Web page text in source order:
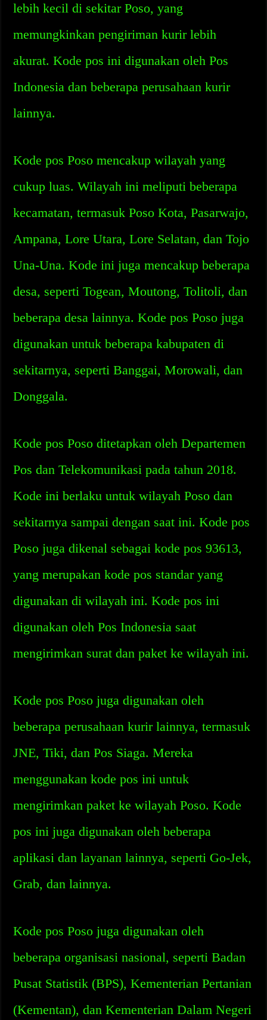
lebih kecil di sekitar Poso, yang
memungkinkan pengiriman kurir lebih
akurat. Kode pos ini digunakan oleh Pos
Indonesia dan beberapa perusahaan kurir
lainnya.
Kode pos Poso mencakup wilayah yang
cukup luas. Wilayah ini meliputi beberapa
kecamatan, termasuk Poso Kota, Pasarwajo,
Ampana, Lore Utara, Lore Selatan, dan Tojo
Una-Una. Kode ini juga mencakup beberapa
desa, seperti Togean, Moutong, Tolitoli, dan
beberapa desa lainnya. Kode pos Poso juga
digunakan untuk beberapa kabupaten di
sekitarnya, seperti Banggai, Morowali, dan
Donggala.
Kode pos Poso ditetapkan oleh Departemen
Pos dan Telekomunikasi pada tahun 2018.
Kode ini berlaku untuk wilayah Poso dan
sekitarnya sampai dengan saat ini. Kode pos
Poso juga dikenal sebagai kode pos 93613,
yang merupakan kode pos standar yang
digunakan di wilayah ini. Kode pos ini
digunakan oleh Pos Indonesia saat
mengirimkan surat dan paket ke wilayah ini.
Kode pos Poso juga digunakan oleh
beberapa perusahaan kurir lainnya, termasuk
JNE, Tiki, dan Pos Siaga. Mereka
menggunakan kode pos ini untuk
mengirimkan paket ke wilayah Poso. Kode
pos ini juga digunakan oleh beberapa
aplikasi dan layanan lainnya, seperti Go-Jek,
Grab, dan lainnya.
Kode pos Poso juga digunakan oleh
beberapa organisasi nasional, seperti Badan
Pusat Statistik (BPS), Kementerian Pertanian
(Kementan), dan Kementerian Dalam Negeri